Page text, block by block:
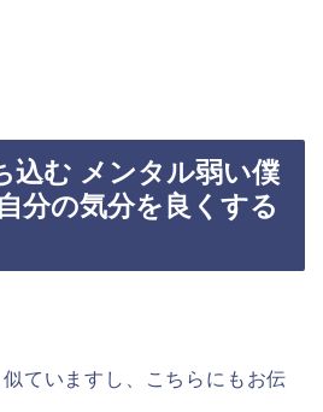
込む メンタル弱い僕
の気分を良くする
ていますし、こちらにもお伝